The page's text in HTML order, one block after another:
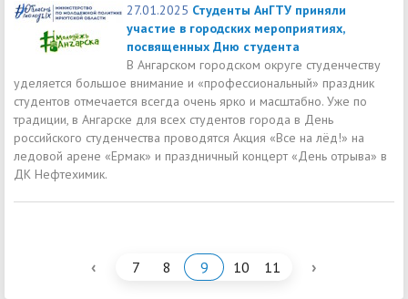
27.01.2025 Студенты АнГТУ приняли
участие в городских мероприятиях,
посвященных Дню студента
В Ангарском городском округе студенчеству
уделяется большое внимание и «профессиональный» праздник
студентов отмечается всегда очень ярко и масштабно. Уже по
традиции, в Ангарске для всех студентов города в День
российского студенчества проводятся Акция «Все на лёд!» на
ледовой арене «Ермак» и праздничный концерт «День отрыва» в
ДК Нефтехимик.
‹ 7 8 9 10 11 ›